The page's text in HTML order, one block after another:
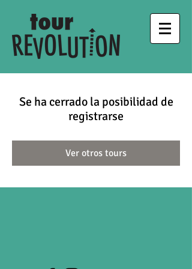
Se ha cerrado la posibilidad de
registrarse
Ver otros tours